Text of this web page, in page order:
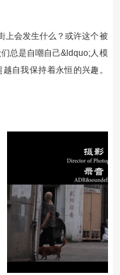
上会发生什么？或许这个被
总是自嘲自己&ldquo;人模
自我保持着永恒的兴趣。